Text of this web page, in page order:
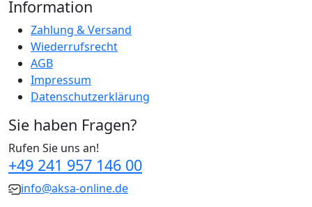
Information
Zahlung & Versand
Wiederrufsrecht
AGB
Impressum
Datenschutzerklärung
Sie haben Fragen?
Rufen Sie uns an!
+49 241 957 146 00
info@aksa-online.de